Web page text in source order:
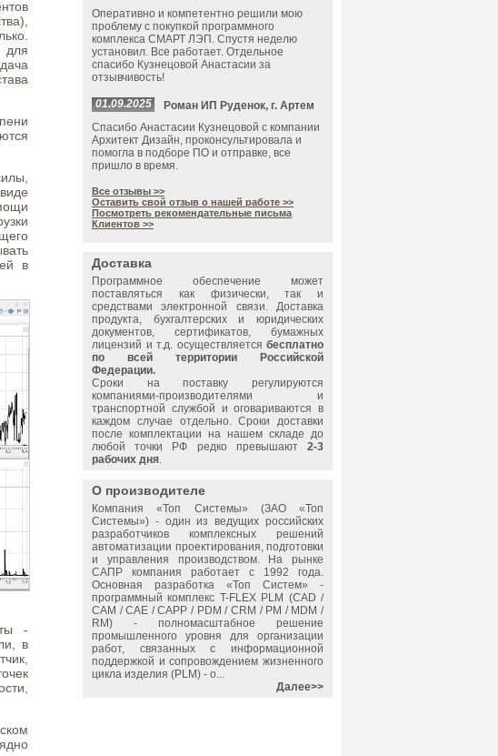
для
в
-
в
Оперативно и компетентно решили мою
проблему с покупкой программного
комплекса СМАРТ ЛЭП. Спустя неделю
установил. Все работает. Отдельное
спасибо Кузнецовой Анастасии за
отзывчивость!
01.09.2025
Роман ИП Руденок, г. Артем
Спасибо Анастасии Кузнецовой с компании
Архитект Дизайн, проконсультировала и
помогла в подборе ПО и отправке, все
пришло в время.
Все отзывы >>
Оставить свой отзыв о нашей работе >>
Посмотреть рекомендательные письма
Клиентов >>
Доставка
Программное обеспечение может
поставляться как физически, так и
средствами электронной связи. Доставка
продукта, бухгалтерских и юридических
документов, сертификатов, бумажных
лицензий и т.д. осуществляется бесплатно
по всей территории Российской
Федерации.
Сроки на поставку регулируются
компаниями-производителями и
транспортной службой и оговариваются в
каждом случае отдельно. Сроки доставки
после комплектации на нашем складе до
любой точки РФ редко превышают 2-3
рабочих дня.
О производителе
Компания «Топ Системы» (ЗАО «Топ
Системы») - один из ведущих российских
разработчиков комплексных решений
автоматизации проектирования, подготовки
и управления производством. На рынке
САПР компания работает с 1992 года.
Основная разработка «Топ Систем» -
программный комплекс T-FLEX PLM (CAD /
CAM / CAE / CAPP / PDM / CRM / PM / MDM /
RM) - полномасштабное решение
промышленного уровня для организации
работ, связанных с информационной
поддержкой и сопровождением жизненного
цикла изделия (PLM) - о...
Далее>>